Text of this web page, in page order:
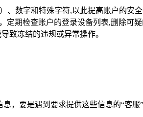
数字和特殊字符,以此提高账户的安全
期检查账户的登录设备列表,删除可疑
致冻结的违规或异常操作。
，要是遇到要求提供这些信息的“客服